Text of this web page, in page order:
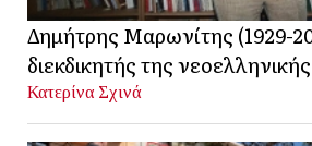
Δημήτρης Μαρωνίτης (1929-
διεκδικητής της
Κατερίνα Σχινά